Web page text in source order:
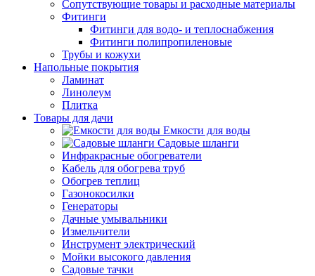
Сопутствующие товары и расходные материалы
Фитинги
Фитинги для водо- и теплоснабжения
Фитинги полипропиленовые
Трубы и кожухи
Напольные покрытия
Ламинат
Линолеум
Плитка
Товары для дачи
Емкости для воды
Садовые шланги
Инфракрасные обогреватели
Кабель для обогрева труб
Обогрев теплиц
Газонокосилки
Генераторы
Дачные умывальники
Измельчители
Инструмент электрический
Мойки высокого давления
Садовые тачки